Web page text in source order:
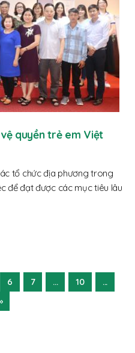
quyền trẻ em Việt
tổ chức địa phương trong
để đạt được các mục tiêu lâu
6 7 ... 10
...